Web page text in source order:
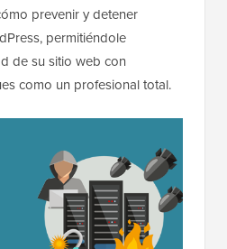
prevenir y detener
permitiéndole
de su sitio web con
como un profesional total.